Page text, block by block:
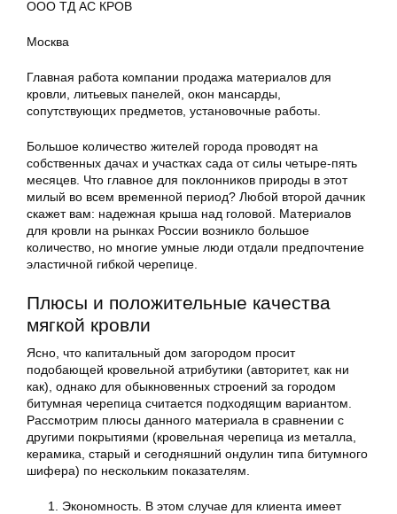
ООО ТД АС КРОВ
Москва
Главная работа компании продажа материалов для
кровли, литьевых панелей, окон мансарды,
сопутствующих предметов, установочные работы.
Большое количество жителей города проводят на
собственных дачах и участках сада от силы четыре-пять
месяцев. Что главное для поклонников природы в этот
милый во всем временной период? Любой второй дачник
скажет вам: надежная крыша над головой. Материалов
для кровли на рынках России возникло большое
количество, но многие умные люди отдали предпочтение
эластичной гибкой черепице.
Плюсы и положительные качества
мягкой кровли
Ясно, что капитальный дом загородом просит
подобающей кровельной атрибутики (авторитет, как ни
как), однако для обыкновенных строений за городом
битумная черепица считается подходящим вариантом.
Рассмотрим плюсы данного материала в сравнении с
другими покрытиями (кровельная черепица из металла,
керамика, старый и сегодняшний ондулин типа битумного
шифера) по нескольким показателям.
Экономность. В этом случае для клиента имеет